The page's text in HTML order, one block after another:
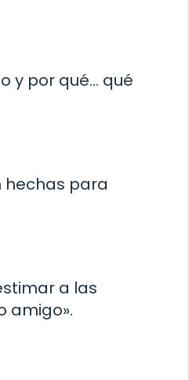
y por qué… qué
hechas para
a las
amigo».